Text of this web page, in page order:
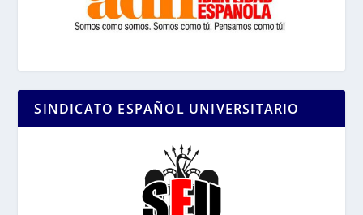
SINDICATO ESPAÑOL UNIVERSITARIO